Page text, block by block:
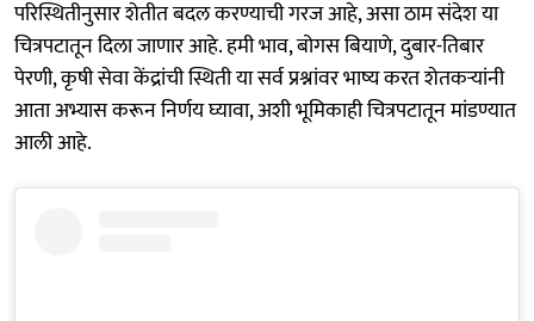
परिस्थितीनुसार शेतीत बदल करण्याची गरज आहे, असा ठाम संदेश या
चित्रपटातून दिला जाणार आहे. हमी भाव, बोगस बियाणे, दुबार-तिबार
पेरणी, कृषी सेवा केंद्रांची स्थिती या सर्व प्रश्नांवर भाष्य करत शेतकऱ्यांनी
आता अभ्यास करून निर्णय घ्यावा, अशी भूमिकाही चित्रपटातून मांडण्यात
आली आहे.